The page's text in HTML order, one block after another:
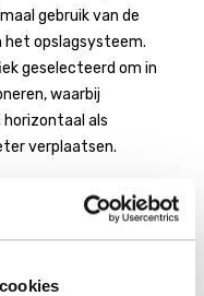
gebruik van de
opslagsysteem.
geselecteerd om in
waarbij
als
verplaatsen.
zijn van de totale
zandkleurige
het